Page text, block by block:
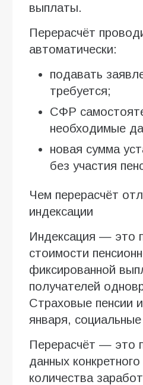
выплаты.
Перерасчёт
автоматически:
подавать
требуется;
СФР
необходимые
новая сумма
без участия
Чем перерасчёт
индексации
Индексация — это
стоимости
фиксированной
получателей
Страховые пенсии
января,
Перерасчёт — это
данных
количества